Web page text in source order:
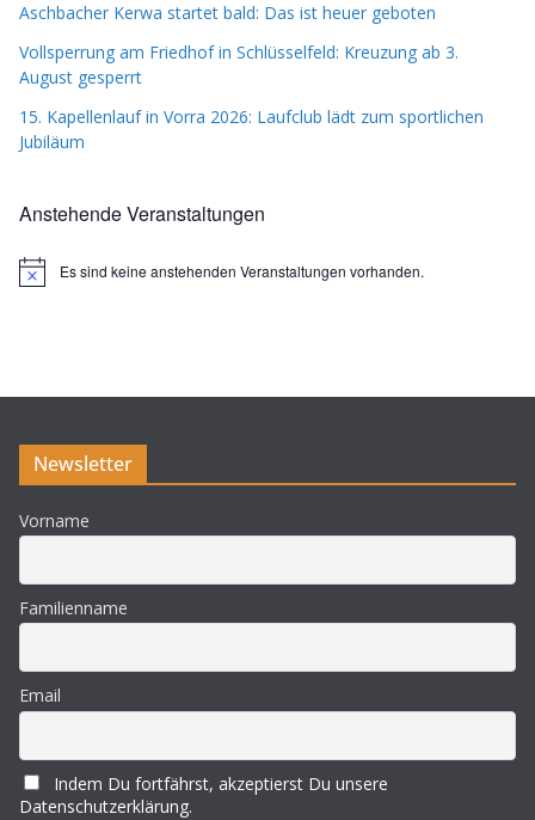
Aschbacher Kerwa startet bald: Das ist heuer geboten
Vollsperrung am Friedhof in Schlüsselfeld: Kreuzung ab 3.
August gesperrt
15. Kapellenlauf in Vorra 2026: Laufclub lädt zum sportlichen
Jubiläum
Anstehende Veranstaltungen
H
s
Es sind keine anstehenden Veranstaltungen vorhanden.
Newsletter
Vorname
Familienname
Email
Indem Du fortfährst, akzeptierst Du unsere
Datenschutzerklärung.